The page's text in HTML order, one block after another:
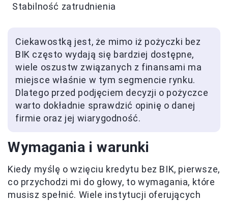
Stabilność zatrudnienia
Ciekawostką jest, że mimo iż pożyczki bez
BIK często wydają się bardziej dostępne,
wiele oszustw związanych z finansami ma
miejsce właśnie w tym segmencie rynku.
Dlatego przed podjęciem decyzji o pożyczce
warto dokładnie sprawdzić opinię o danej
firmie oraz jej wiarygodność.
Wymagania i warunki
Kiedy myślę o wzięciu kredytu bez BIK, pierwsze,
co przychodzi mi do głowy, to wymagania, które
musisz spełnić. Wiele instytucji oferujących